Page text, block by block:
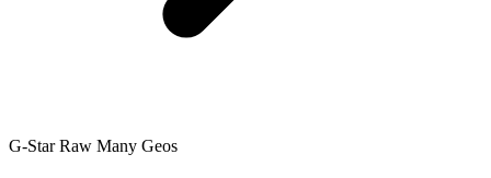
G-Star Raw Many Geos